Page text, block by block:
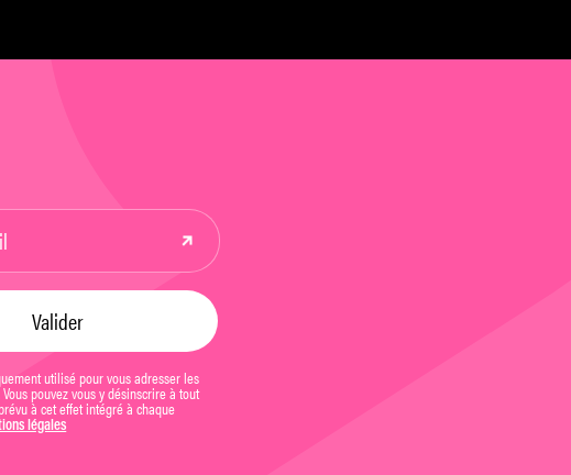
utilisé pour vous adresser les
pouvez vous y désinscrire à tout
à cet effet intégré à chaque
légales